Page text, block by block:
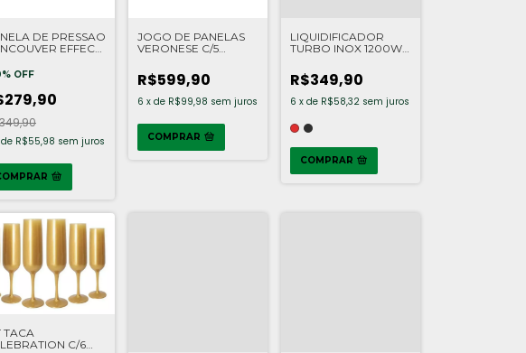
DE PRESSAO
EFFECT
% OFF
de R$55,98 sem juros
JOGO DE PANELAS
VERONESE C/5
R$599,90
6 x de R$99,98 sem juros
COMPRAR
LIQUIDIFICADOR
TURBO INOX 1200W -
R$349,90
6 x de R$58,32 sem juros
COMPRAR
TACA
C/6